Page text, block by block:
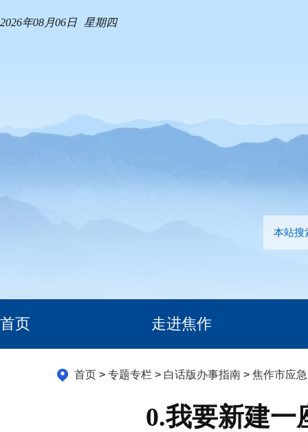
2026年08月06日 星期四
本站搜
首页 走进焦作
首页> 专题专栏 > 白话版办事指南> 焦作市应
0.我要新建一